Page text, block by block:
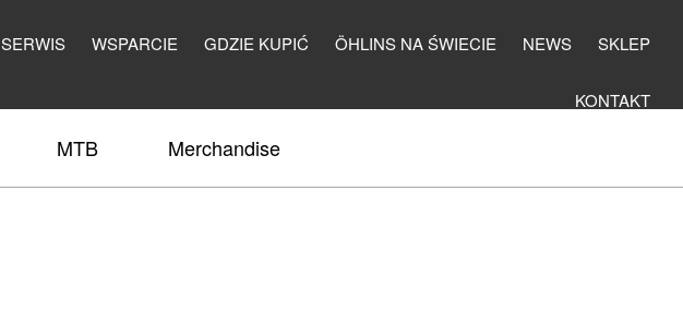
SERWIS WSPARCIE GDZIE KUPIĆ ÖHLINS NA ŚWIECIE NEWS SKLEP
KONTAKT
MTB Merchandise